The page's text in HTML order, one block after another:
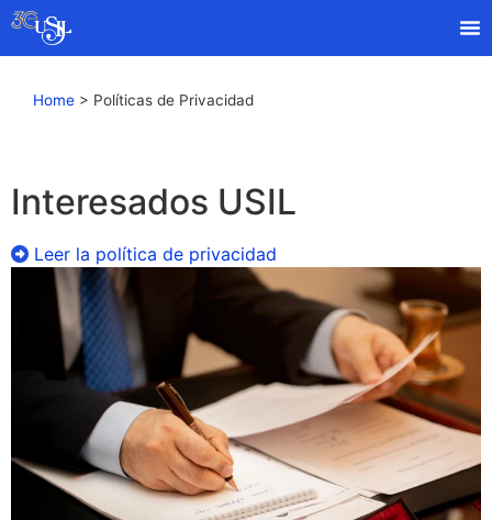
Home > Políticas de Privacidad
Interesados USIL
Leer la política de privacidad